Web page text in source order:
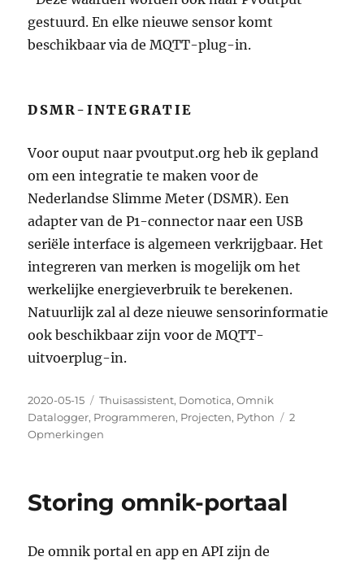
gestuurd. En elke nieuwe sensor komt
beschikbaar via de MQTT-plug-in.
DSMR-INTEGRATIE
Voor ouput naar pvoutput.org heb ik gepland
om een integratie te maken voor de
Nederlandse Slimme Meter (DSMR). Een
adapter van de P1-connector naar een USB
seriële interface is algemeen verkrijgbaar. Het
integreren van merken is mogelijk om het
werkelijke energieverbruik te berekenen.
Natuurlijk zal al deze nieuwe sensorinformatie
ook beschikbaar zijn voor de MQTT-
uitvoerplug-in.
Geplaatst
op
2020-05-15 Categorieën
Thuisassistent, Domotica,Omnik
Datalogger, Programmeren, Projecten, Python
2
Opmerkingen
datalogger
Storing omnik-portaal
De omnik portal en app en API zijn de